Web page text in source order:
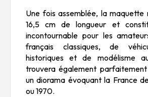
Une fois assemblée, la maquette
16,5 cm de longueur et
incontournable pour les
français classiques, de
historiques et de modélisme
trouvera également
un diorama évoquant la France
ou 1970.